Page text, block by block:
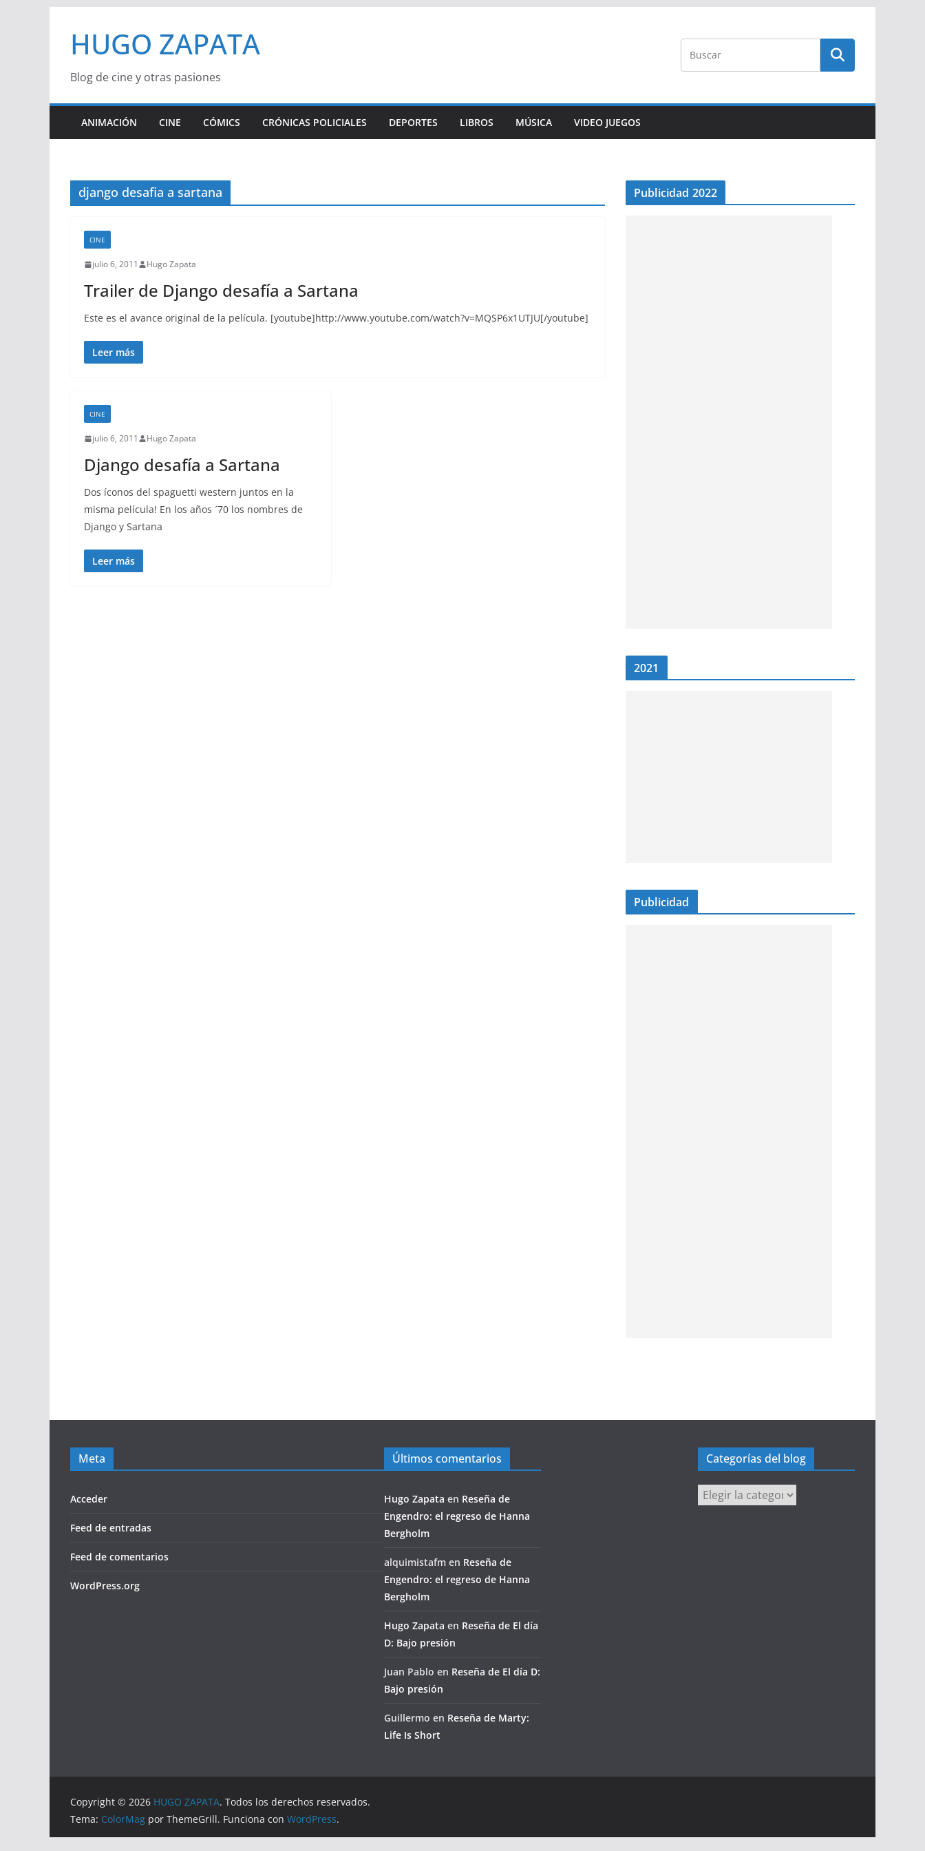
contenido
HUGO ZAPATA
Blog de cine y otras pasiones
ANIMACIÓN CINE CÓMICS CRÓNICAS POLICIALES DEPORTES LIBROS MÚSICA VIDEO JUEGOS
django desafia a sartana
CINE
julio 6, 2011 Hugo Zapata
Trailer de Django desafía a Sartana
Este es el avance original de la película. [youtube]http://www.youtube.com/watch?v=MQSP6x1UTJU[/youtube]
Leer más
CINE
julio 6, 2011 Hugo Zapata
Django desafía a Sartana
Dos íconos del spaguetti western juntos en la
misma película! En los años ´70 los nombres de
Django y Sartana
Leer más
Publicidad 2022
2021
Publicidad
Meta
Acceder
Feed de entradas
Feed de comentarios
WordPress.org
Últimos comentarios
Hugo Zapata en Reseña de
Engendro: el regreso de Hanna
Bergholm
alquimistafm en Reseña de
Engendro: el regreso de Hanna
Bergholm
Hugo Zapata en Reseña de El día
D: Bajo presión
Juan Pablo en Reseña de El día D:
Bajo presión
Guillermo en Reseña de Marty:
Life Is Short
Categorías del blog
Categorías
del
Copyright © 2026 HUGO ZAPATA. Todos los derechos reservados.
Tema: ColorMag por ThemeGrill. Funciona con WordPress.